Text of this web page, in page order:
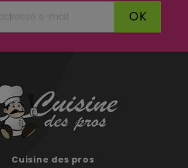
OK
Cuisine des pros